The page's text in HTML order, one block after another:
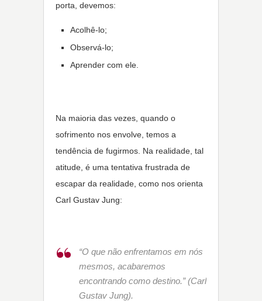
porta, devemos:
Acolhê-lo;
Observá-lo;
Aprender com ele.
Na maioria das vezes, quando o
sofrimento nos envolve, temos a
tendência de fugirmos. Na realidade, tal
atitude, é uma tentativa frustrada de
escapar da realidade, como nos orienta
Carl Gustav Jung:
“O que não enfrentamos em nós
mesmos, acabaremos
encontrando como destino.” (Carl
Gustav Jung).